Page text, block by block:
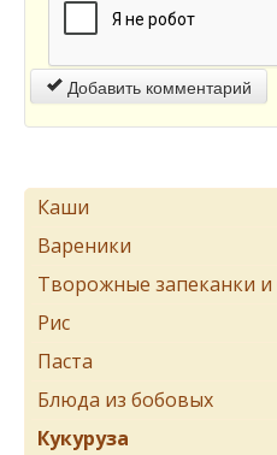
Добавить комментарий
Каши
Вареники
Творожные запеканки
Рис
Паста
Блюда из бобовых
Кукуруза